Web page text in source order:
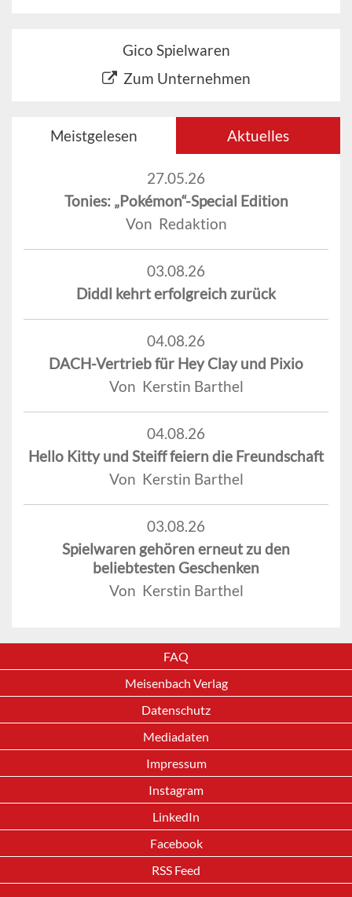
Gico Spielwaren
Zum Unternehmen
Meistgelesen Aktuelles
27.05.26
Tonies: „Pokémon“-Special Edition
Von Redaktion
03.08.26
Diddl kehrt erfolgreich zurück
04.08.26
DACH-Vertrieb für Hey Clay und Pixio
Von Kerstin Barthel
04.08.26
Hello Kitty und Steiff feiern die Freundschaft
Von Kerstin Barthel
03.08.26
Spielwaren gehören erneut zu den
beliebtesten Geschenken
Von Kerstin Barthel
FAQ
Meisenbach Verlag
Datenschutz
Mediadaten
Impressum
Instagram
LinkedIn
Facebook
RSS Feed